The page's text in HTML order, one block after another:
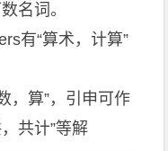
名词。
有“算术，计算”
，算”，引申可作
共计”等解